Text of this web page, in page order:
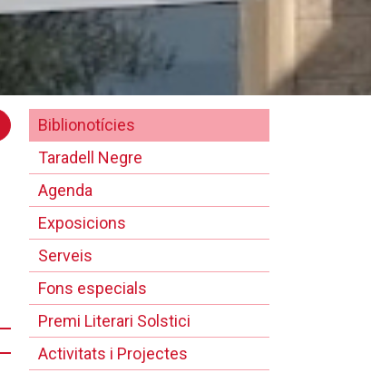
Biblionotícies
Taradell Negre
Agenda
Exposicions
Serveis
Fons especials
Premi Literari Solstici
Activitats i Projectes